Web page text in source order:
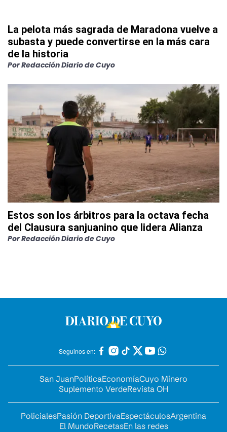
La pelota más sagrada de Maradona vuelve a
subasta y puede convertirse en la más cara
de la historia
PorRedacción Diario de Cuyo
Estos son los árbitros para la octava fecha
del Clausura sanjuanino que lidera Alianza
PorRedacción Diario de Cuyo
Seguinos en:
San JuanPolíticaEconomíaCuyo Minero
Suplemento VerdeRevista OH
PolicialesPasión DeportivaEspectáculosArgentina
El MundoRecetasEn las redes